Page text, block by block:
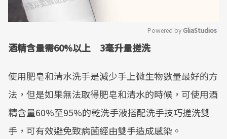
Powered by GliaStudios
酒精含量需60%以上 3毫升量搓洗
使用肥皂和清水洗手是減少手上微生物數量最好的方
法，但是如果無法取得肥皂和清水的時候，可使用酒
精含量60%至95%的乾洗手液搭配洗手技巧搓洗雙
手，可有效避免致病菌經由雙手造成感染。